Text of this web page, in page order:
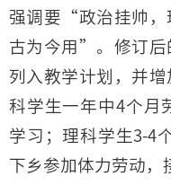
强调要“政治挂帅，
古为今用”。修订后
列入教学计划，并
科学生一年中4个月
学习；理科学生3-4
下乡参加体力劳动，